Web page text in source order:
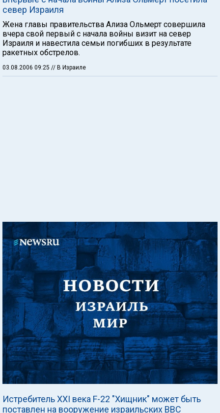
север Израиля
Жена главы правительства Ализа Ольмерт совершила
вчера свой первый с начала войны визит на север
Израиля и навестила семьи погибших в результате
ракетных обстрелов.
03.08.2006 09:25 // В Израиле
Истребитель XXI века F-22 "Хищник" может быть
поставлен на вооружение израильских ВВС